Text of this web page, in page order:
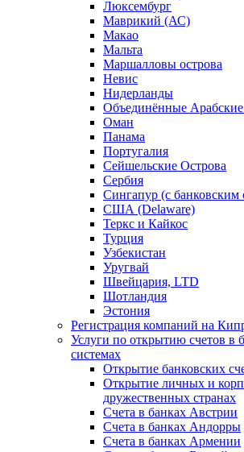
Люксембург
Маврикий (АС)
Макао
Мальта
Маршалловы острова
Нeвис
Нидерланды
Объединённые
Оман
Панама
Португалия
Сейшельские Острова
Сербия
Сингапур (c банковским
США (Delaware)
Теркс и Кайкос
Турция
Узбекистан
Уругвай
Швейцария, LTD
Шотландия
Эстония
Регистрация компаний на
Услуги по открытию счетов в
системах
Открытие банковских
Открытие личных и
дружественных странах
Счета в банках Австрии
Счета в банках Андорры
Счета в банках Армении